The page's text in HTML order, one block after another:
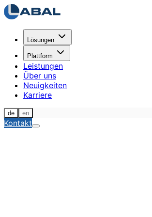
Lösungen
Plattform
Leistungen
Über uns
Neuigkeiten
Karriere
de en
Kontakt